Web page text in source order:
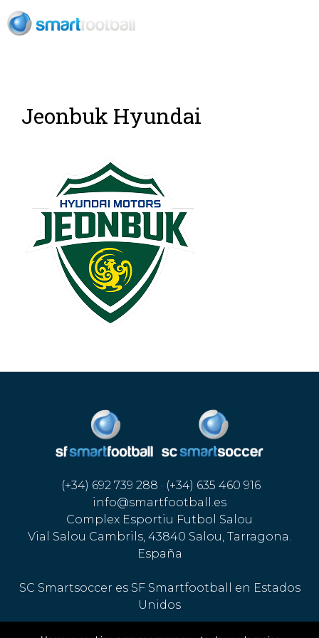
Jeonbuk Hyundai
(+34) 692 739 288 · (+34) 635 460 916
info@smartfootball.es
Complex Esportiu Futbol Salou
Vial Salou Cambrils, 43840 Salou, Tarragona.
España
SC Smartsoccer es SF Smartfootball en Estados
Unidos